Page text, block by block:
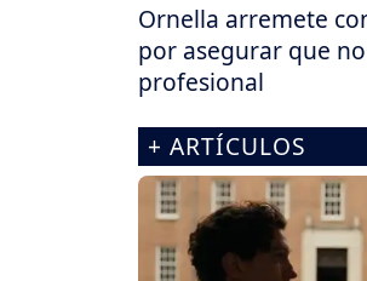
Ornella arremete
por asegurar que
profesional
+ ARTÍCULOS